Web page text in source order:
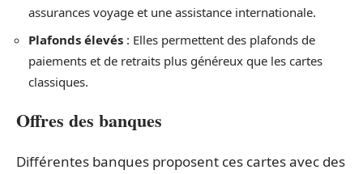
assurances voyage et une assistance internationale.
Plafonds élevés : Elles permettent des plafonds de
paiements et de retraits plus généreux que les cartes
classiques.
Offres des banques
Différentes banques proposent ces cartes avec des